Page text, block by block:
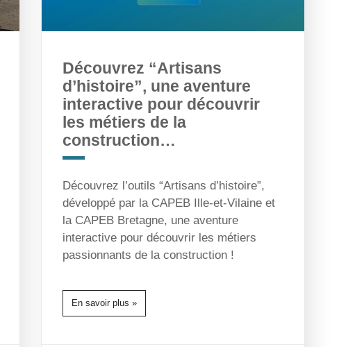
Découvrez “Artisans
d’histoire”, une aventure
interactive pour découvrir
les métiers de la
construction…
Découvrez l’outils “Artisans d’histoire”,
développé par la CAPEB Ille-et-Vilaine et
la CAPEB Bretagne, une aventure
interactive pour découvrir les métiers
passionnants de la construction !
En savoir plus »